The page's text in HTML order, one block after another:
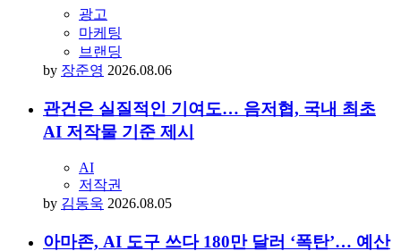
광고
마케팅
브랜딩
by 장준영 2026.08.06
관건은 실질적인 기여도… 음저협, 국내 최초
AI 저작물 기준 제시
AI
저작권
by 김동욱 2026.08.05
아마존, AI 도구 쓰다 180만 달러 ‘폭탄’… 예산